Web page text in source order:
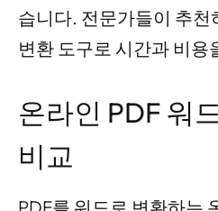
습니다. 전문가들이 추천
변환 도구로 시간과 비용
온라인 PDF 워
비교